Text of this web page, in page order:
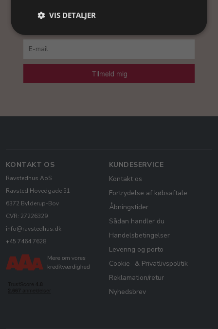
Tilmeld mig
KONTAKT OS
Ravstedhus ApS
Ravsted Hovedgade 51
6372 Bylderup-Bov
CVR: 27226329
info@ravstedhus.dk
+45 7464 7628
KUNDESERVICE
Kontakt os
Fortrydelse af købsaftale
Åbningstider
Sådan handler du
Handelsbetingelser
Levering og porto
Cookie- & Privatlivspolitik
Reklamation/retur
Nyhedsbrev
VIS DETALJER